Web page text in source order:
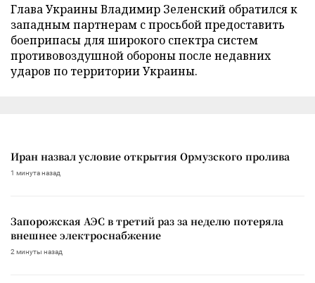
Глава Украины Владимир Зеленский обратился к
западным партнерам с просьбой предоставить
боеприпасы для широкого спектра систем
противовоздушной обороны после недавних
ударов по территории Украины.
Иран назвал условие открытия Ормузского пролива
1 минута назад
Запорожская АЭС в третий раз за неделю потеряла
внешнее электроснабжение
2 минуты назад